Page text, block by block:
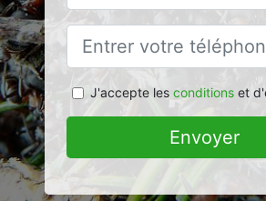
J'accepte les conditionset
Envoyer